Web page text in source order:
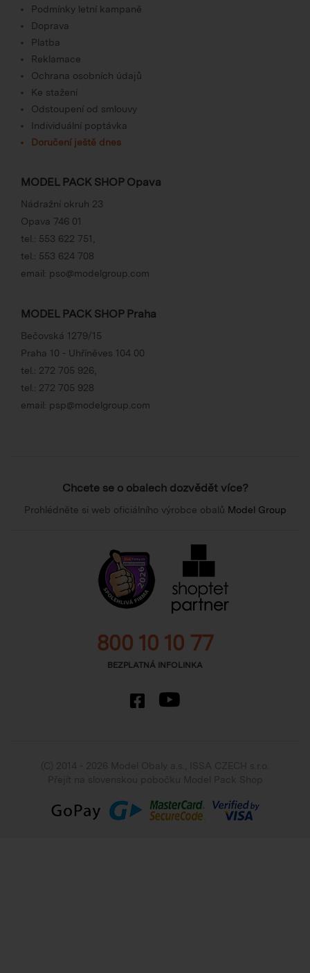
Podmínky letní kampaně
Doprava
Platba
Reklamace
Ochrana osobních údajů
Ke stažení
Odstoupení od smlouvy
Individuální poptávka
Doručení ještě dnes
MODEL PACK SHOP Opava
Nádražní okruh 23
Opava 746 01
tel.: 553 622 751
tel.: 553 624 708
email: pso@modelgroup.com
MODEL PACK SHOP Praha
Bečovská 1279/15
Praha 10 - Uhříněves 104 00
tel.: 272 705 926
tel.: 272 705 928
email: psp@modelgroup.com
Chcete se o obalech dozvědět více?
Prohlédněte si web oficiálního výrobce obalů Model Group
800 10 10 77
BEZPLATNÁ INFOLINKA